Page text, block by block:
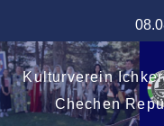
к
содержимому
Kulturverein
Chechen